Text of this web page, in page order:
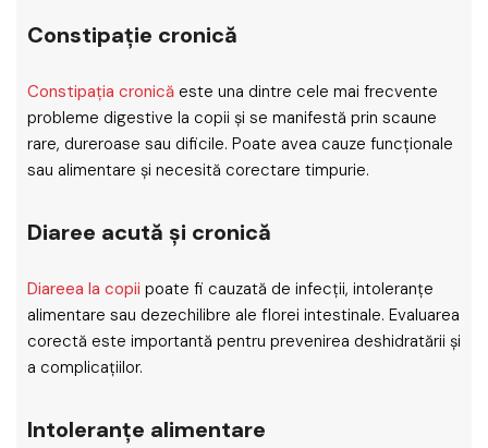
Constipație cronică
Constipația cronică este una dintre cele mai frecvente
probleme digestive la copii și se manifestă prin scaune
rare, dureroase sau dificile. Poate avea cauze funcționale
sau alimentare și necesită corectare timpurie.
Diaree acută și cronică
Diareea la copii poate fi cauzată de infecții, intoleranțe
alimentare sau dezechilibre ale florei intestinale. Evaluarea
corectă este importantă pentru prevenirea deshidratării și
a complicațiilor.
Intoleranțe alimentare